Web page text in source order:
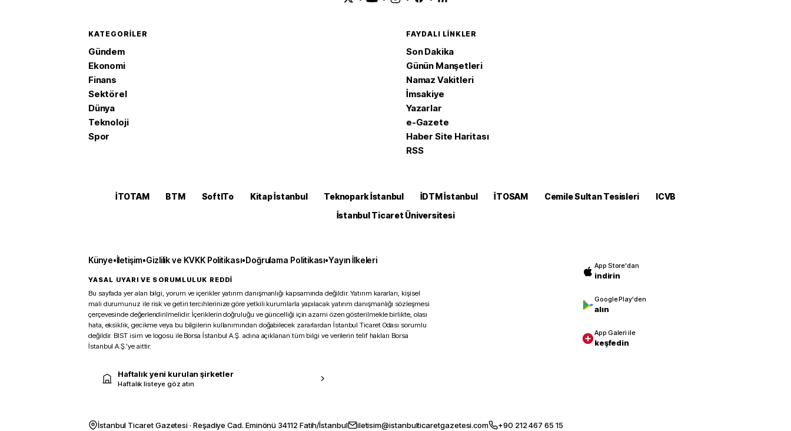
KATEGORILER
Gündem
Ekonomi
Finans
Sektörel
Dünya
Teknoloji
Spor
FAYDALI LINKLER
Son Dakika
Günün Manşetleri
Namaz Vakitleri
İmsakiye
Yazarlar
e-Gazete
Haber Site Haritası
RSS
İTOTAM BTM SoftITo Kitap İstanbul Teknopark İstanbul İDTM İstanbul İTOSAM Cemile Sultan Tesisleri
ICVB
İstanbul Ticaret Üniversitesi
Künye•İletişim•Gizlilik ve KVKK Politikası•Doğrulama Politikası•Yayın İlkeleri
YASAL UYARI VE SORUMLULUK REDDİ
Bu sayfada yer alan bilgi, yorum ve içerikler yatırım danışmanlığı kapsamında değildir. Yatırım kararları, kişisel
mali durumunuz ile risk ve getiri tercihlerinize göre yetkili kurumlarla yapılacak yatırım danışmanlığı sözleşmesi
çerçevesinde değerlendirilmelidir. İçeriklerin doğruluğu ve güncelliği için azami özen gösterilmekle birlikte, olası
hata, eksiklik, gecikme veya bu bilgilerin kullanımından doğabilecek zararlardan İstanbul Ticaret Odası sorumlu
değildir. BIST isim ve logosu ile Borsa İstanbul A.Ş. adına açıklanan tüm bilgi ve verilerin telif hakları Borsa
İstanbul A.Ş.’ye aittir.
Haftalık yeni kurulan şirketler
Haftalık listeye göz atın
App Store'dan
indirin
Google Play'den
alın
App Galeri ile
keşfedin
İstanbul Ticaret Gazetesi · Reşadiye Cad. Eminönü 34112 Fatih/İstanbul iletisim@istanbulticaretgazetesi.com +90 212 467 65 15